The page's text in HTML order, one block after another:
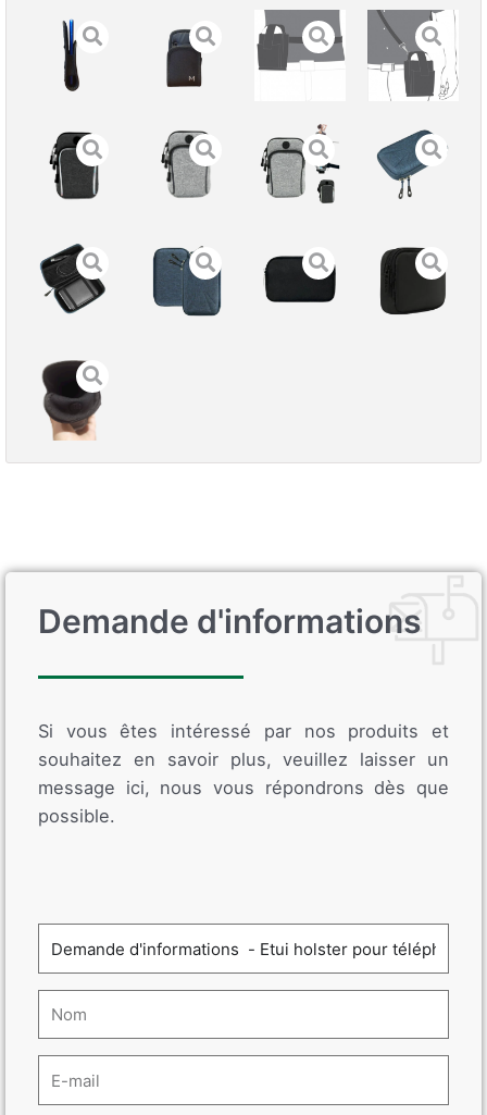
Demande d'informations
Si vous êtes intéressé par nos produits et
souhaitez en savoir plus, veuillez laisser un
message ici, nous vous répondrons dès que
possible.